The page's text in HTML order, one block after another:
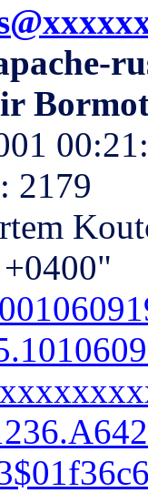
2179